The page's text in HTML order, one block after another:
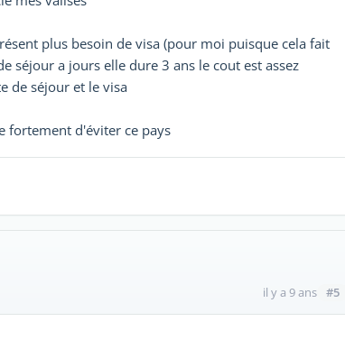
plus besoin de visa (pour moi puisque cela fait
séjour a jours elle dure 3 ans le cout est assez
de séjour et le visa
fortement d'éviter ce pays
il y a 9 ans #5